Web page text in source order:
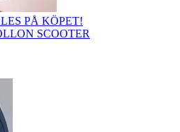
PÅ KÖPET!
SCOOTER